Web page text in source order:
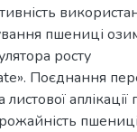
пшениці
росту
Поєднання
аплікації